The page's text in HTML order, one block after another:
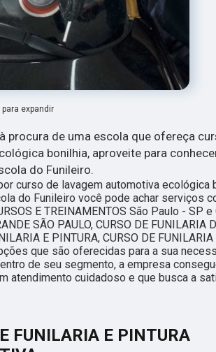
expandir
procura de uma escola que ofereça
bonilhia, aproveite para
do Funileiro.
curso de lavagem automotiva ecológica
do Funileiro você pode achar serviços
E TREINAMENTOS São Paulo - SP e
SÃO PAULO, CURSO DE FUNILARIA
E PINTURA, CURSO DE FUNILARIA
que são oferecidas para a sua
de seu segmento, a empresa
atendimento cuidadoso e que busca a
FUNILARIA E PINTURA